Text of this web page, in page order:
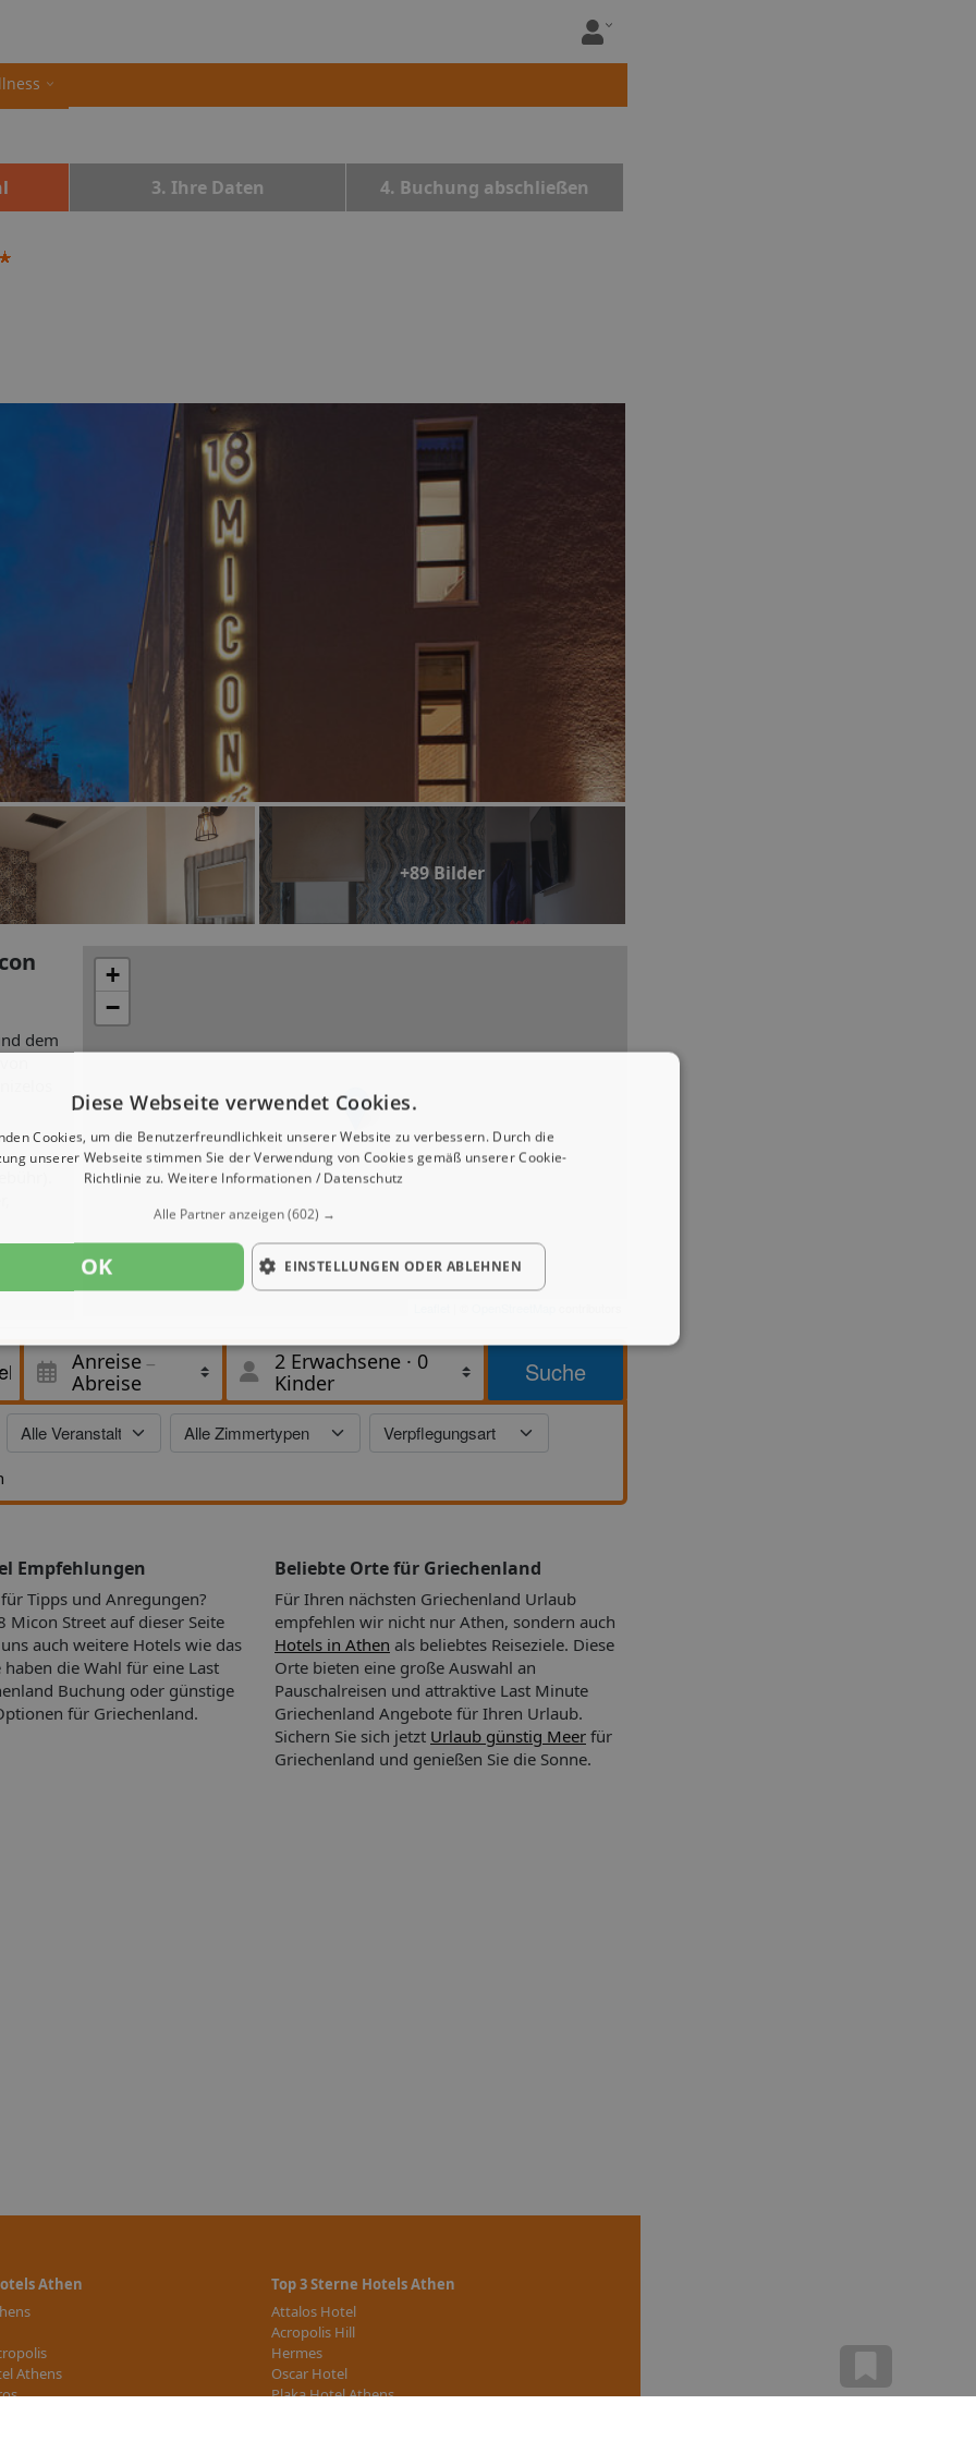
3. Ihre Daten 4. Buchung abschließen
+89 Bilder
dem
Platz
sie die
+
−
Anreise
Abreise
2 Erwachsene · 0
Kinder
Suche
Empfehlungen
Tipps und Anregungen?
Micon Street auf dieser Seite
auch weitere Hotels wie das
haben die Wahl für eine Last
Buchung oder günstige
für Griechenland.
Beliebte Orte für Griechenland
Für Ihren nächsten Griechenland Urlaub
empfehlen wir nicht nur Athen, sondern auch
Hotels in Athen als beliebtes Reiseziele. Diese
Orte bieten eine große Auswahl an
Pauschalreisen und attraktive Last Minute
Griechenland Angebote für Ihren Urlaub.
Sichern Sie sich jetzt Urlaub günstig Meer für
Griechenland und genießen Sie die Sonne.
Athen
Athens
Top 3 Sterne Hotels Athen
Attalos Hotel
Acropolis Hill
Hermes
Oscar Hotel
Plaka Hotel Athens
Diese Webseite verwendet Cookies.
Cookies, um die Benutzerfreundlichkeit unserer Website zu verbessern. Durch die
unserer Webseite stimmen Sie der Verwendung von Cookies gemäß unserer Cookie-
Richtlinie zu. Weitere Informationen / Datenschutz
Alle Partner anzeigen(602) →
OK EINSTELLUNGEN ODER ABLEHNEN